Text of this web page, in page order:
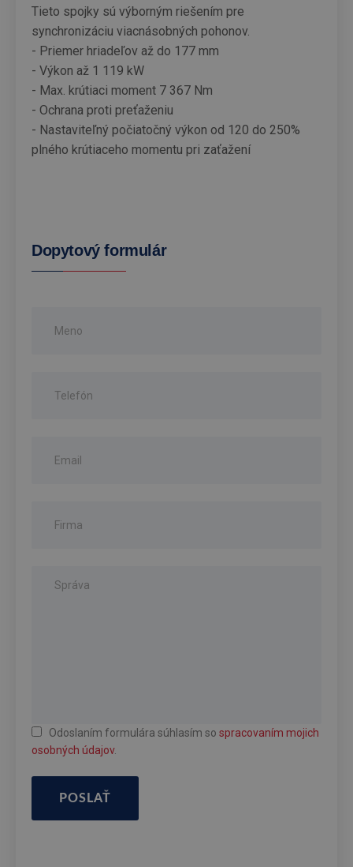
Tieto spojky sú výborným riešením pre
synchronizáciu viacnásobných pohonov.
- Priemer hriadeľov až do 177 mm
- Výkon až 1 119 kW
- Max. krútiaci moment 7 367 Nm
- Ochrana proti preťaženiu
- Nastaviteľný počiatočný výkon od 120 do 250%
plného krútiaceho momentu pri zaťažení
Dopytový formulár
Odoslaním formulára súhlasím so spracovaním mojich
osobných údajov.
POSLAŤ